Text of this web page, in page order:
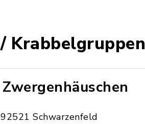
Krabbelgruppen
Schwarzenfeld